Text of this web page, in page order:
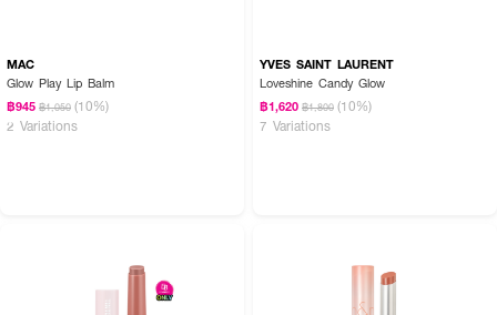
MAC
Glow Play Lip Balm
฿945 ฿1,050 (10%)
2 Variations
YVES SAINT LAURENT
Loveshine Candy Glow
฿1,620 ฿1,800 (10%)
7 Variations